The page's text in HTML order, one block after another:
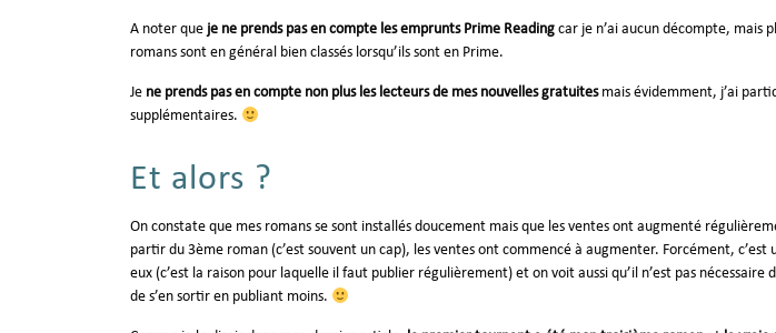
A noter que je ne prends pas en compte les emprunts Prime Reading car je n’ai aucun décompte, mais
romans sont en général bien classés lorsqu’ils sont en Prime.
Je ne prends pas en compte non plus les lecteurs de mes nouvelles gratuitesmais évidemment, j’ai
supplémentaires.
Et alors ?
On constate que mes romans se sont installés doucement mais que les ventes ont augmenté
partir du 3ème roman (c’est souvent un cap), les ventes ont commencé à augmenter. Forcément, c’est
eux (c’est la raison pour laquelle il faut publier régulièrement) et on voit aussi qu’il n’est pas
de s’en sortir en publiant moins.